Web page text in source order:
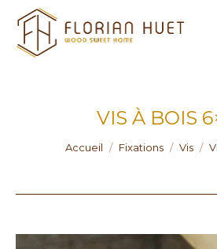
VIS À BOIS
Vous êtes ici :
Accueil Fixations Vis